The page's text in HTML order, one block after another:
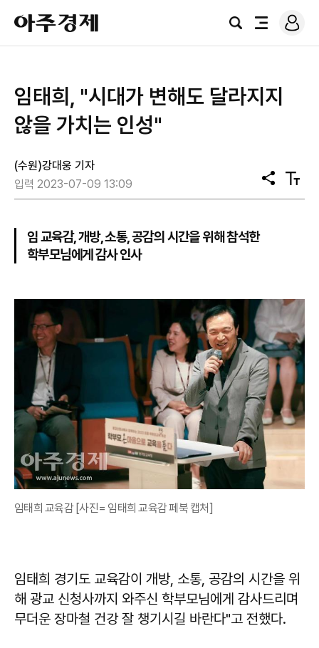
아
주
경
검
전
로
그
임태희, "시대가 변해도 달라지지
않을 가치는 인성"
(수원)강대웅 기자
입력 2023-07-09 13:09
공
유
텍
스
임 교육감, 개방, 소통, 공감의 시간을 위해 참석한
학부모님에게 감사 인사
임태희 교육감 [사진= 임태희 교육감 페북 캡처]
임태희 경기도 교육감이 개방, 소통, 공감의 시간을 위
해 광교 신청사까지 와주신 학부모님에게 감사드리며
무더운 장마철 건강 잘 챙기시길 바란다"고 전했다.